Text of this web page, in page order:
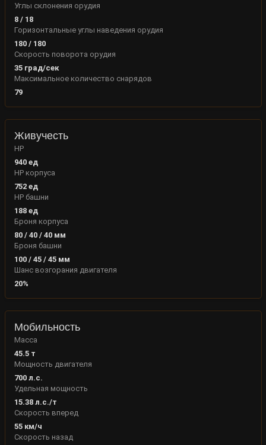
Углы склонения орудия
8 / 18
Горизонтальные углы наведения орудия
180 / 180
Скорость поворота орудия
35град/сек
Максимальное количество снарядов
79
Живучесть
HP
940ед
HP корпуса
752ед
HP башни
188ед
Броня корпуса
80/ 40/ 40мм
Броня башни
100 / 45 / 45 мм
Шанс возгорания двигателя
20%
Мобильность
Масса
45.5т
Мощность двигателя
700л.с.
Удельная мощность
15.38л.с./т
Скорость вперед
55км/ч
Скорость назад